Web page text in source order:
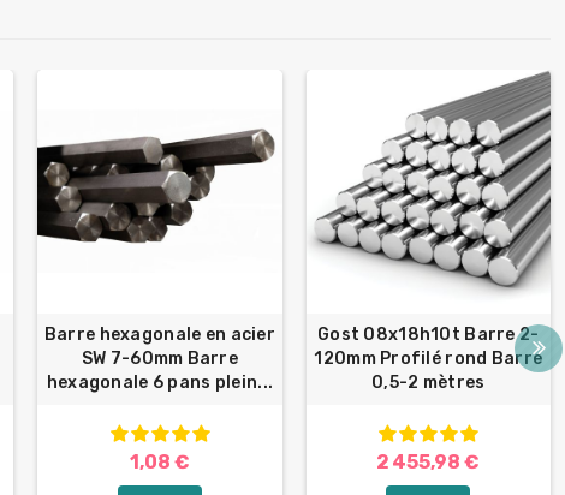
Barre hexagonale en acier
SW 7-60mm Barre
hexagonale 6 pans plein...
1,08 €
Gost 08x18h10t Barre 2-
120mm Profilé rond Barre
0,5-2 mètres
2 455,98 €